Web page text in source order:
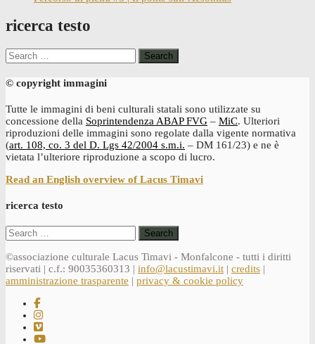
ricerca testo
Search
for:
© copyright immagini
Tutte le immagini di beni culturali statali sono utilizzate su
concessione della Soprintendenza ABAP FVG – MiC. Ulteriori
riproduzioni delle immagini sono regolate dalla vigente normativa
(art. 108, co. 3 del D. Lgs 42/2004 s.m.i. – DM 161/23) e ne è
vietata l’ulteriore riproduzione a scopo di lucro.
Read an English overview of Lacus Timavi
ricerca testo
Search
for:
©associazione culturale Lacus Timavi - Monfalcone - tutti i diritti
riservati | c.f.: 90035360313 | info@lacustimavi.it | credits |
amministrazione trasparente | privacy & cookie policy